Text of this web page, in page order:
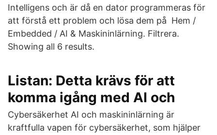
Intelligens och är då en dator programmeras för
att förstå ett problem och lösa dem på Hem /
Embedded / AI & Maskininlärning. Filtrera.
Showing all 6 results.
Listan: Detta krävs för att
komma igång med AI och
Cybersäkerhet AI och maskininlärning är
kraftfulla vapen för cybersäkerhet, som hjälper